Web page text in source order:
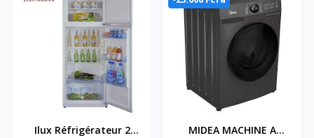
INVERTER-
MF200D120WB/T
Ilux Réfrigérateur 2
MIDEA MACHINE A